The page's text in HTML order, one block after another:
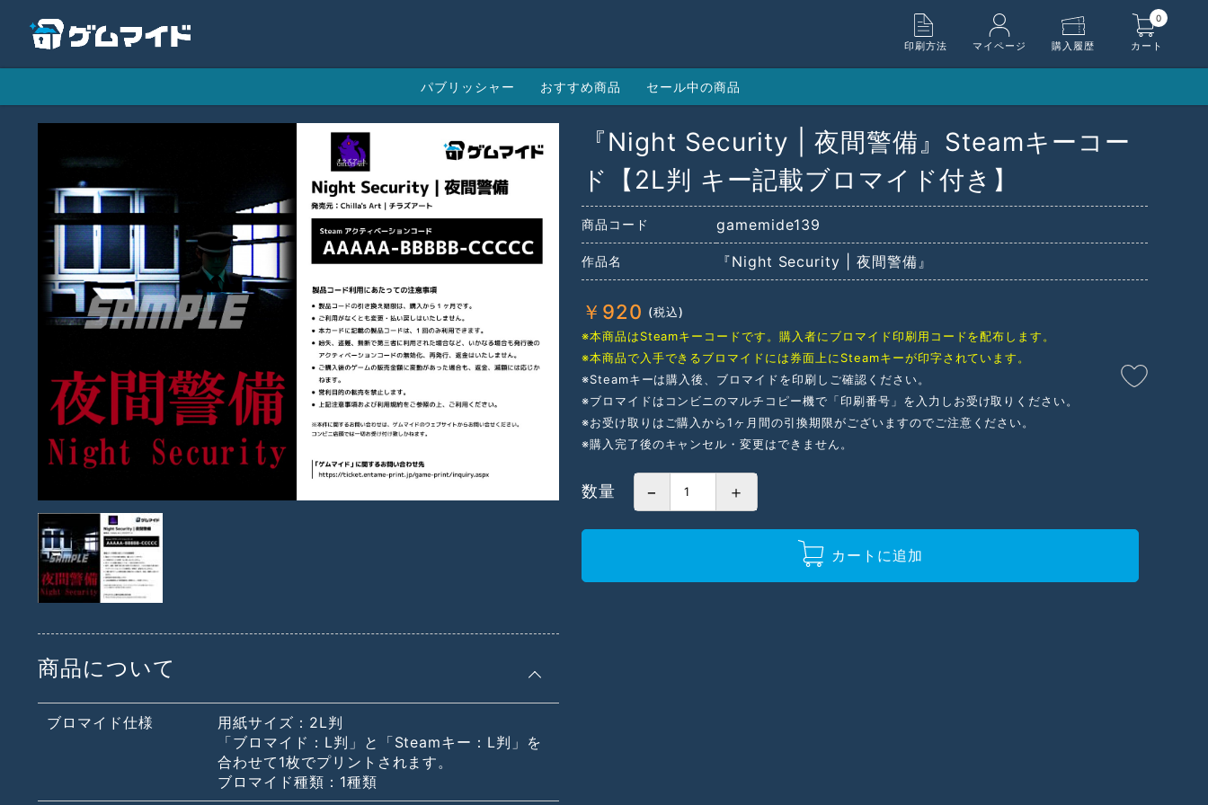
印刷方法 マイページ 購入履歴 カート
0
パブリッシャー おすすめ商品 セール中の商品
商品について
ブロマイド仕様
用紙サイズ：2L判
「ブロマイド：L判」と「Steamキー：L判」を
合わせて1枚でプリントされます。
ブロマイド種類：1種類
『Night Security | 夜間警備』Steamキーコー
ド【2L判 キー記載ブロマイド付き】
商品コード gamemide139
作品名 『Night Security | 夜間警備』
￥ 920
※本商品はSteamキーコードです。購入者にブロマイド印刷用コードを配布します。
※本商品で入手できるブロマイドには券面上にSteamキーが印字されています。
※Steamキーは購入後、ブロマイドを印刷しご確認ください。
※ブロマイドはコンビニのマルチコピー機で「印刷番号」を入力しお受け取りください。
※お受け取りはご購入から1ヶ月間の引換期限がございますのでご注意ください。
※購入完了後のキャンセル・変更はできません。
数量 − ＋
カートに追加